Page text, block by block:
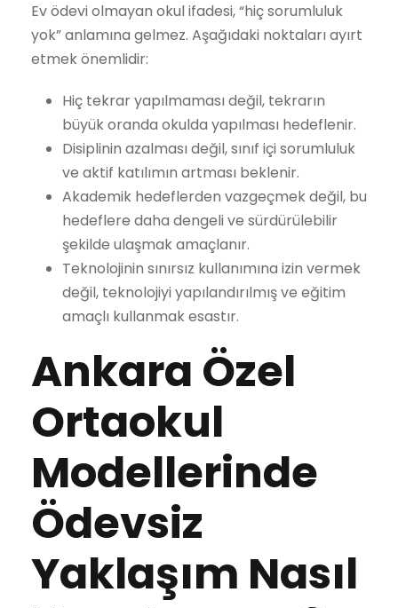
Ev ödevi olmayan okul ifadesi, “hiç sorumluluk
yok” anlamına gelmez. Aşağıdaki noktaları ayırt
etmek önemlidir:
Hiç tekrar yapılmaması değil, tekrarın
büyük oranda okulda yapılması hedeflenir.
Disiplinin azalması değil, sınıf içi sorumluluk
ve aktif katılımın artması beklenir.
Akademik hedeflerden vazgeçmek değil, bu
hedeflere daha dengeli ve sürdürülebilir
şekilde ulaşmak amaçlanır.
Teknolojinin sınırsız kullanımına izin vermek
değil, teknolojiyi yapılandırılmış ve eğitim
amaçlı kullanmak esastır.
Ankara Özel
Ortaokul
Modellerinde
Ödevsiz
Yaklaşım Nasıl